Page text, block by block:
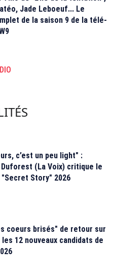
Jade Leboeuf... Le
de la saison 9 de la télé-
c’est un peu light" :
Duforest (La Voix) critique le
Story" 2026
coeurs brisés" de retour sur
les 12 nouveaux candidats de